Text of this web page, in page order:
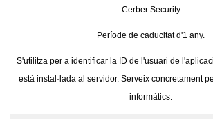
Cerber Security
Període de caducitat d'1 any.
S'utilitza per a identificar la ID de l'usuari de
està instal·lada al servidor. Serveix concretament
informàtics.